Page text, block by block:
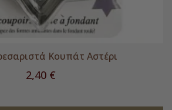
Κουπάτ Αστέρι
Τιμή
2,40 €